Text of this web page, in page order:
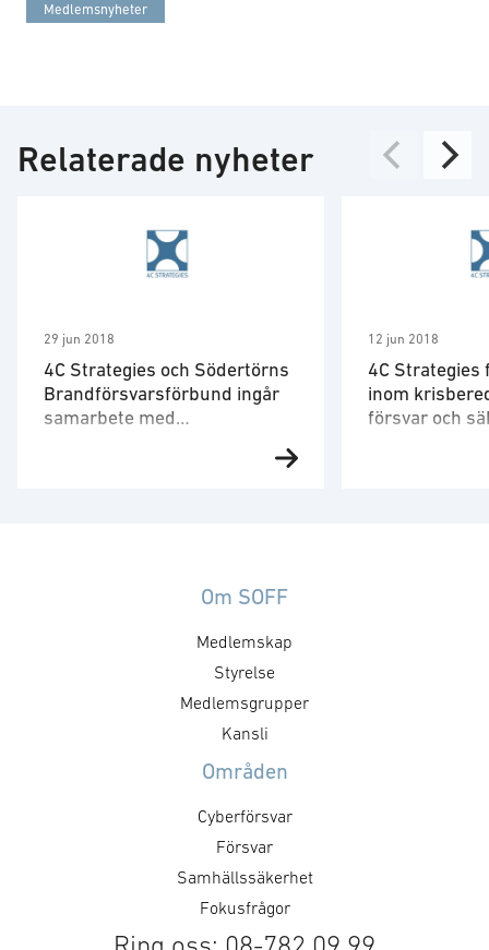
Medlemsnyheter
Relaterade nyheter
29 jun 2018
4C Strategies och Södertörns
Brandförsvarsförbund ingår
samarbete med
Risk- och krishanteringsföretaget
ingått ett samarbete med
Projektet syftar till att
tillgängliggöra bilder och video
inhämtade via autonoma
ledningsstödssystemet Exonaut®.
beslutsunderlag för både
brandstyrkor på väg ut till en
12 jun 2018
4C Strategies
inom
försvar och
Om SOFF
Medlemskap
Styrelse
Medlemsgrupper
Kansli
Områden
Cyberförsvar
Försvar
Samhällssäkerhet
Fokusfrågor